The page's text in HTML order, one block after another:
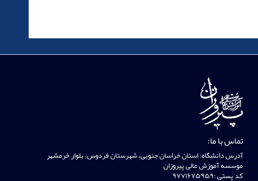
تماس با ما:
آدرس دانشگاه: استان خراسان جنوبی، شهرستان فردوس، بلوار خرمشهر
موسسه آموزش عالی پیروزان
کد پستی :۹۷۷۱۶۷۵۹۵۹